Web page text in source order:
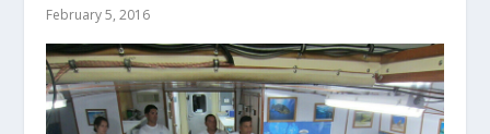
February 5, 2016